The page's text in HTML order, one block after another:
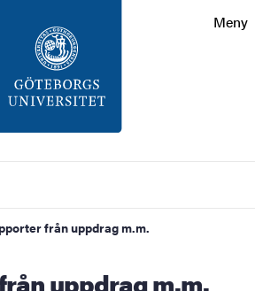
Meny
från uppdrag m.m.
uppdrag m.m.